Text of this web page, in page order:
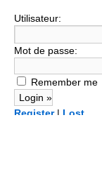
Utilisateur:
Mot de passe:
Remember me
Register| Lost